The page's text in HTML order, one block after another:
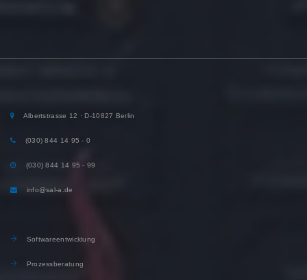
Albertstrasse 12 · D-10827 Berlin
(030) 844 14 95 - 0
(030) 844 14 95 - 99
info@sal-a.de
Softwareentwicklung
Prozessberatung